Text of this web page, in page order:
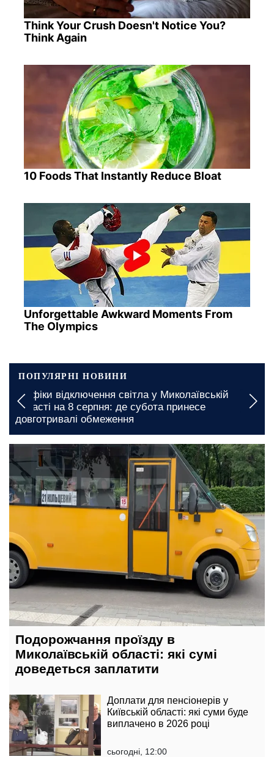
Think Your Crush Doesn't Notice You?
Think Again
10 Foods That Instantly Reduce Bloat
Unforgettable Awkward Moments From
The Olympics
ПОПУЛЯРНІ НОВИНИ
Графіки відключення світла у Миколаївській
області на 8 серпня: де субота принесе
довготривалі обмеження
сьогодні, 13:00
Подорожчання проїзду в
Миколаївській області: які сумі
доведеться заплатити
Доплати для пенсіонерів у
Київській області: які суми буде
виплачено в 2026 році
сьогодні, 12:00